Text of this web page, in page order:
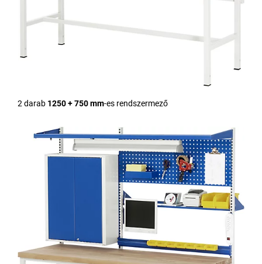
2 darab 1250 + 750 mm-es rendszermező